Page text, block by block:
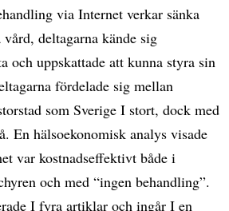
via Internet verkar sänka
deltagarna kände sig
och uppskattade att kunna styra sin
fördelade sig mellan
som Sverige I stort, dock med
En hälsoekonomisk analys visade
var kostnadseffektivt både i
och med “ingen behandling”.
I fyra artiklar och ingår I en